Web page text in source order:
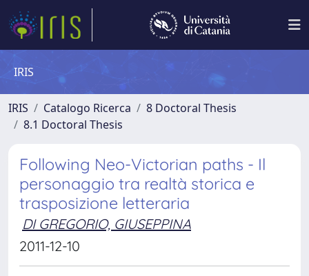
IRIS
IRIS Catalogo Ricerca
8 Doctoral Thesis
8.1 Doctoral Thesis
Following Neo-Victorian paths - Il
personaggio tra realtà storica e
trasposizione letteraria
DI GREGORIO, GIUSEPPINA
2011-12-10